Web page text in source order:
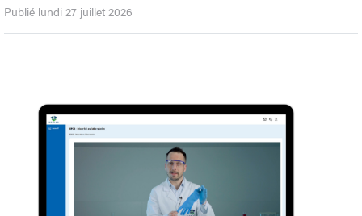
Publié lundi 27 juillet 2026